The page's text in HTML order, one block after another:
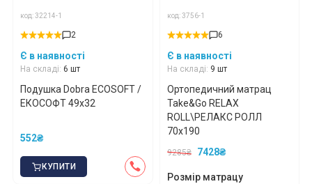
код: 32214-1
2
Є в наявності
На складі: 6 шт
Подушка Dobra ECOSOFT /
ЕКОСОФТ 49x32
552₴
КУПИТИ
код: 3756-1
6
Є в наявності
На складі: 9 шт
Ортопедичний матрац
Take&Go RELAX
ROLL\РЕЛАКС РОЛЛ
70x190
9285₴ 7428₴
Розмір матрацу